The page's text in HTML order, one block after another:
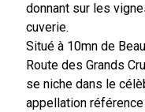
donnant sur les
cuverie.
Situé à 10mn de
Route des Grands
se niche dans le
appellation